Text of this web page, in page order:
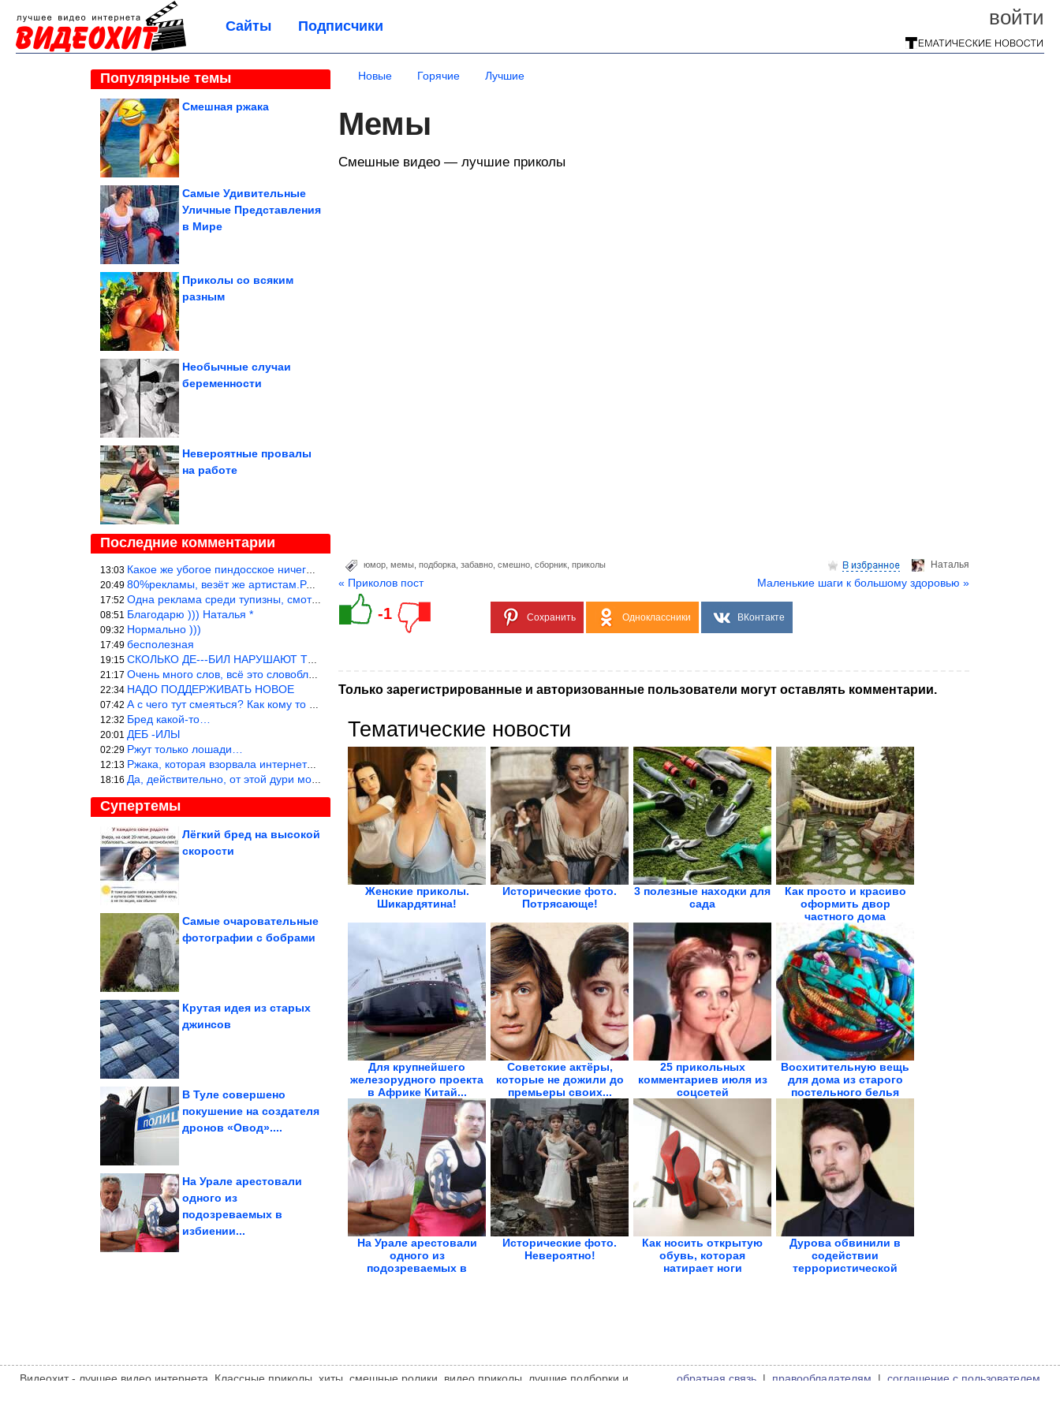
войти
Сайты Подписчики
Популярные темы
Смешная ржака
Самые Удивительные
Уличные Представления
в Мире
Приколы со всяким
разным
Необычные случаи
беременности
Невероятные провалы
на работе
Последние комментарии
13:03 Какое же убогое пиндосское ничего. Наташ, и не стыдно такую фигн
20:49 80%рекламы, везёт же артистам.Режиссёры, сценаристы вы где или к
17:52 Одна реклама среди тупизны, смотреть невозможно.
08:51 Благодарю ))) Наталья *
09:32 Нормально )))
17:49 бесполезная
19:15 СКОЛЬКО ДЕ---БИЛ НАРУШАЮТ ТЕХНИКУ БЕЗОПАСНОСТИ
21:17 Очень много слов, всё это словоблудие можно было уложить в 1 мин
22:34 НАДО ПОДДЕРЖИВАТЬ НОВОЕ
07:42 А с чего тут смеяться? Как кому то больно? Не смешно.
12:32 Бред какой-то…
20:01 ДЕБ -ИЛЫ
02:29 Ржут только лошади…
12:13 Ржака, которая взорвала интернет? Нет, количество рекламы выводи
18:16 Да, действительно, от этой дури можно ржать до слёз.
Супертемы
Лёгкий бред на высокой
скорости
Случаи, когда животных
Самые очаровательные
фотографии с бобрами
Крутая идея из старых
джинсов
В Туле совершено
покушение на создателя
дронов «Овод»....
Главное о последствиях
Петербурге и...
На Урале арестовали
одного из
подозреваемых в
избиении...
Живописная вышивка
от Кассандры Диас
Новые Горячие Лучшие
Мемы
Смешные видео — лучшие приколы
Hаталья
юмор мемы подборка забавно смешно сборник приколы
« Приколов пост Маленькие шаги к большому здоровью »
-1 Сохранить Одноклассники ВКонтакте
Только зарегистрированные и авторизованные пользователи могут оставлять комментарии.
Тематические новости
Женские приколы.
Шикардятина!
Исторические фото.
Потрясающе!
3 полезные находки для
сада
Как просто и красиво
оформить двор
частного дома
Для крупнейшего
железорудного проекта
в Африке Китай...
Советские актёры,
которые не дожили до
премьеры своих...
25 прикольных
комментариев июля из
соцсетей
Восхитительную вещь
для дома из старого
постельного белья
На Урале арестовали
одного из
подозреваемых в
Исторические фото.
Невероятно!
Как носить открытую
обувь, которая
натирает ноги
Дурова обвинили в
содействии
террористической
Видеохит - лучшее видео интернета. Классные приколы, хиты, смешные ролики, видео приколы, лучшие подборки и
обратная связь | правообладателям | соглашение с пользователем